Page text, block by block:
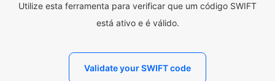
Utilize esta ferramenta para verificar que um código SWIFT
está ativo e é válido.
Validate your SWIFT code